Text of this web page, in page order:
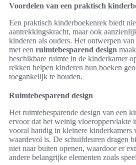
Voordelen van een praktisch
Een praktisch kinderboekenrek biedt
aantrekkingskracht, maar ook
kinderen als ouders. Het ontwerpen
met een ruimtebesparend design
beschikbare ruimte in de kinderkamer
rekken helpen kinderen hun boeken
toegankelijk te houden.
Ruimtebesparend design
Het ruimtebesparende design van een
ervoor dat het weinig vloeroppervlakte
vooral handig in kleinere kinderkamers
waardevol is. De schuifdeuren dragen
niet naar buiten openen, waardoor er
andere belangrijke elementen zoals